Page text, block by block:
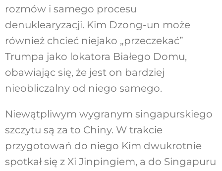
rozmów i samego procesu
denuklearyzacji. Kim Dzong-un może
również chcieć niejako „przeczekać”
Trumpa jako lokatora Białego Domu,
obawiając się, że jest on bardziej
nieobliczalny od niego samego.
Niewątpliwym wygranym singapurskiego
szczytu są za to Chiny. W trakcie
przygotowań do niego Kim dwukrotnie
spotkał się z Xi Jinpingiem, a do Singapuru